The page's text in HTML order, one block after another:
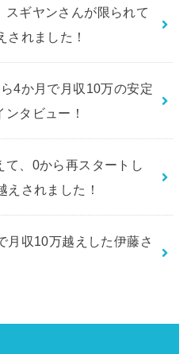
スギヤンさんが限られて
されました！
4か月で月収10万の安定
タビュー！
、0から再スタートし
えされました！
収10万越えした伊藤さ